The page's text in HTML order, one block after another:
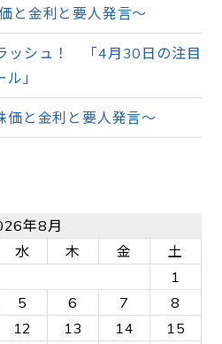
と金利と要人発言～
ッシュ！ 「4月30日の注目
」
と金利と要人発言～
年8月
水 木 金
土
1
5 6 7
8
12 13 14
15